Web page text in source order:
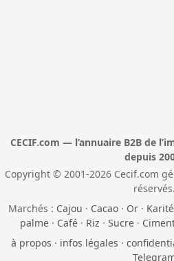
CECIF.com — l’annuaire B2B de
depuis
Copyright © 2001-2026 Cecif.com
réservés.
Marchés : Cajou · Cacao · Or · Karité
palme· Café· Riz · Sucre·
à propos · infos légales ·